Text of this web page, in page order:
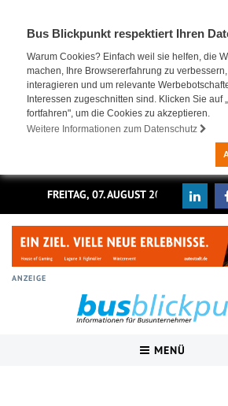
Bus Blickpunkt respektiert Ihren
Warum Cookies? Einfach weil sie helfen, die
machen, Ihre Browsererfahrung zu
interagieren und um relevante
Interessen zugeschnitten sind. Klicken Sie auf
fortfahren", um die Cookies zu akzeptieren.
Weitere Informationen zum Datenschutz
FREITAG, 07. AUGUST 2026
ANZEIGE
MENÜ